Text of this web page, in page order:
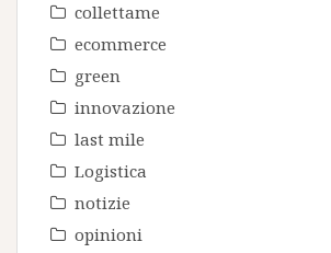
collettame
ecommerce
green
innovazione
last mile
Logistica
notizie
opinioni